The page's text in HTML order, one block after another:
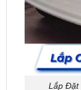
Lắp Đặt